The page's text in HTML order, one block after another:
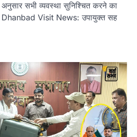
अनुसार सभी व्यवस्था सुनिश्चित करने का
Dhanbad Visit News: उपायुक्त सह